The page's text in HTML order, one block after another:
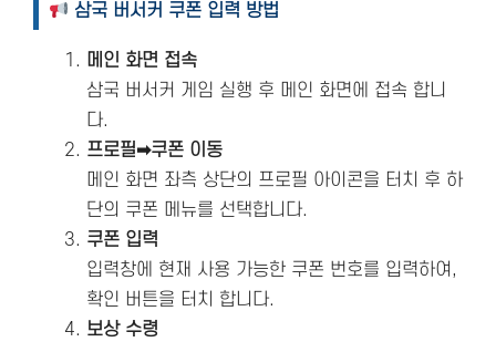
삼국 버서커 쿠폰 입력 방법
메인 화면 접속
삼국 버서커 게임 실행 후 메인 화면에 접속 합니
다.
프로필➡쿠폰 이동
메인 화면 좌측 상단의 프로필 아이콘을 터치 후 하
단의 쿠폰 메뉴를 선택합니다.
쿠폰 입력
입력창에 현재 사용 가능한 쿠폰 번호를 입력하여,
확인 버튼을 터치 합니다.
보상 수령